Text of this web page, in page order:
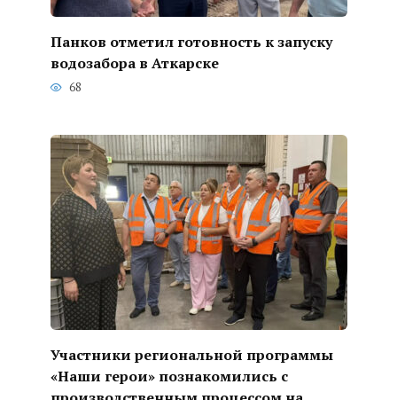
Панков отметил готовность к запуску
водозабора в Аткарске
68
Участники региональной программы
«Наши герои» познакомились с